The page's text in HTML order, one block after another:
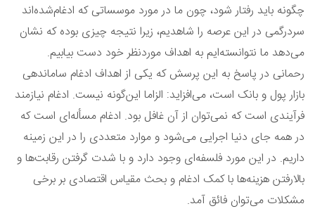
چگونه باید رفتار شود، چون ما در مورد موسساتی که ادغام‌شده‌اند
سردرگمی در این عرصه را شاهدیم، زیرا نتیجه چیزی بوده که نشان
می‌دهد ما نتوانسته‌ایم به اهداف موردنظر خود دست بیابیم.
رحمانی در پاسخ به این پرسش که یکی از اهداف ادغام ساماندهی
بازار پول و بانک است، می‌افزاید: الزاما این‌گونه نیست. ادغام نیازمند
فرآیندی است که نمی‌توان از آن غافل بود. ادغام مسأله‌ای است که
در همه جای دنیا اجرایی می‌شود و موارد متعددی را در این زمینه
داریم. در این مورد فلسفه‌ای وجود دارد و با شدت گرفتن رقابت‌ها و
بالارفتن هزینه‌ها با کمک ادغام و بحث مقیاس اقتصادی بر برخی
مشکلات می‌توان فائق آمد.